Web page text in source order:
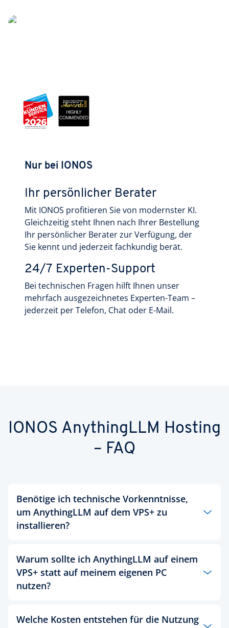
Nur bei IONOS
Ihr persönlicher Berater
Mit IONOS profitieren Sie von modernster KI.
Gleichzeitig steht Ihnen nach Ihrer Bestellung
Ihr persönlicher Berater zur Verfügung, der
Sie kennt und jederzeit fachkundig berät.
24/7 Experten-Support
Bei technischen Fragen hilft Ihnen unser
mehrfach ausgezeichnetes Experten-Team –
jederzeit per Telefon, Chat oder E-Mail.
IONOS AnythingLLM Hosting
– FAQ
Benötige ich technische Vorkenntnisse,
um AnythingLLM auf dem VPS+ zu
installieren?
AnythingLLM auf einem IONOS VPS+ sind
Grundkenntnisse in der Server-Administration
erforderlich. Da Sie vollen Root-Zugriff auf das
Docker oder Node.js vertraut sein. Der VPS+ bietet
Warum sollte ich AnythingLLM auf einem
VPS+ statt auf meinem eigenen PC
nutzen?
24/7-Verfügbarkeit, Sicherheit und eine feste IP-
Welche Kosten entstehen für die Nutzung